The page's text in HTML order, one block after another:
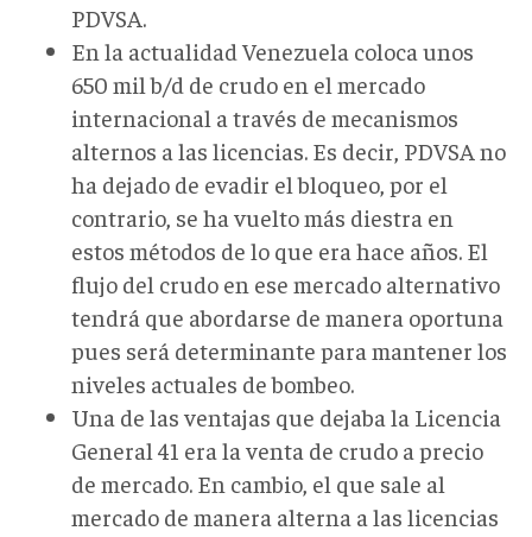
PDVSA.
En la actualidad Venezuela coloca unos
650 mil b/d de crudo en el mercado
internacional a través de mecanismos
alternos a las licencias. Es decir, PDVSA no
ha dejado de evadir el bloqueo, por el
contrario, se ha vuelto más diestra en
estos métodos de lo que era hace años. El
flujo del crudo en ese mercado alternativo
tendrá que abordarse de manera oportuna
pues será determinante para mantener los
niveles actuales de bombeo.
Una de las ventajas que dejaba la Licencia
General 41 era la venta de crudo a precio
de mercado. En cambio, el que sale al
mercado de manera alterna a las licencias